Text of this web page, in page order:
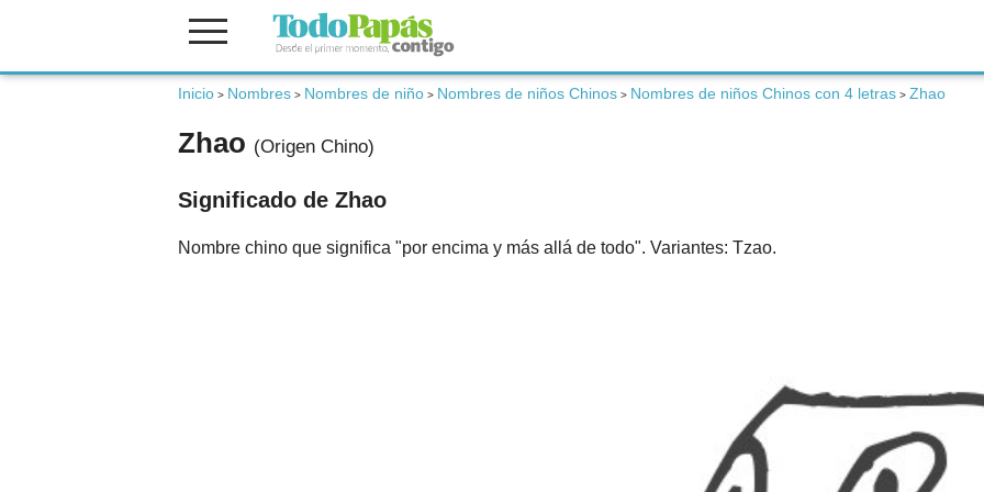
Inicio > Nombres > Nombres de niño > Nombres de niños Chinos > Nombres de niños Chinos con 4 letras > Zhao
Zhao (Origen Chino)
Significado de Zhao
Nombre chino que significa "por encima y más allá de todo". Variantes: Tzao.